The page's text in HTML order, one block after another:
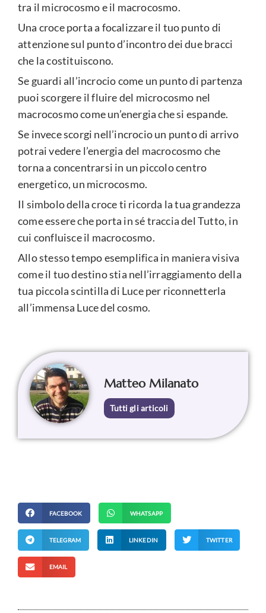
tra il microcosmo e il macrocosmo.
Una croce porta a focalizzare il tuo punto di
attenzione sul punto d’incontro dei due bracci
che la costituiscono.
Se guardi all’incrocio come un punto di partenza
puoi scorgere il fluire del microcosmo nel
macrocosmo come un’energia che si espande.
Se invece scorgi nell’incrocio un punto di arrivo
potrai vedere l’energia del macrocosmo che
torna a concentrarsi in un piccolo centro
energetico, un microcosmo.
Il simbolo della croce ti ricorda la tua grandezza
come essere che porta in sé traccia del Tutto, in
cui confluisce il macrocosmo.
Allo stesso tempo esemplifica in maniera visiva
come il tuo destino stia nell’irraggiamento della
tua piccola scintilla di Luce per riconnetterla
all’immensa Luce del cosmo.
Matteo Milanato
Tutti gli articoli
FACEBOOK WHATSAPP
TELEGRAM LINKEDIN TWITTER
EMAIL